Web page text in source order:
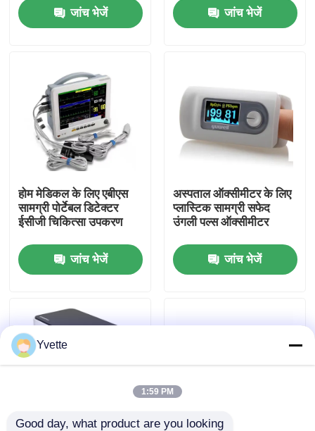
घर
हमारे बारे में
कारखाने का दौरा
गुणवत्ता नियंत्रण
हमसे संपर्क करें
मामले
प्रसूति तालिका सहायक उपकरण
जांच भेजें जांच भेजें
होम मेडिकल के लिए एबीएस
सामग्री पोर्टेबल डिटेक्टर
ईसीजी चिकित्सा उपकरण
जांच भेजें
अस्पताल ऑक्सीमीटर के लिए
प्लास्टिक सामग्री सफेद
उंगली पल्स ऑक्सीमीटर
जांच भेजें
Yvette
1:59 PM
Good day, what product are you looking